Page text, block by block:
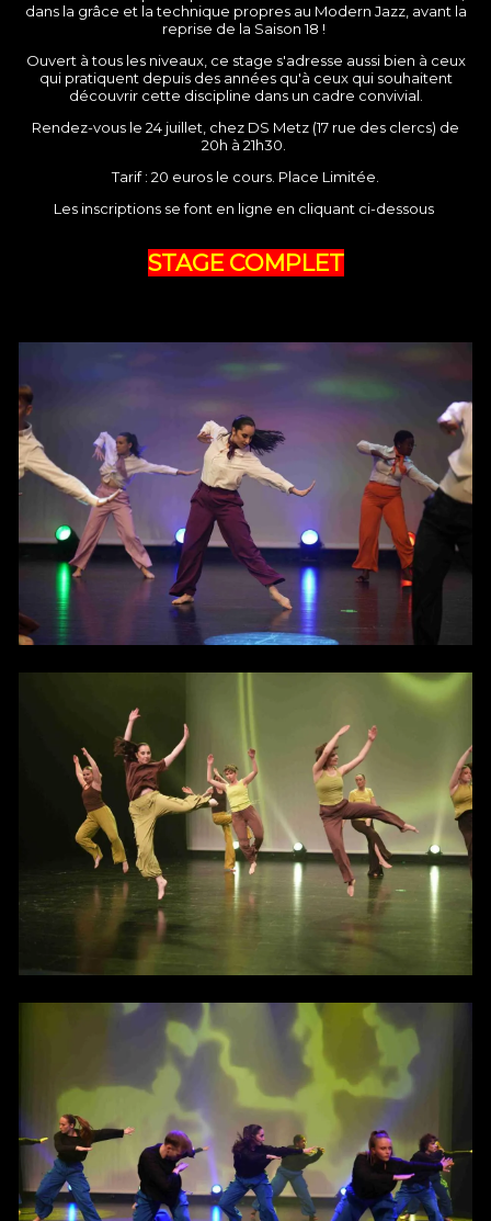
dans la grâce et la technique propres au Modern Jazz, avant la
reprise de la Saison 18 !
Ouvert à tous les niveaux, ce stage s'adresse aussi bien à ceux
qui pratiquent depuis des années qu'à ceux qui souhaitent
découvrir cette discipline dans un cadre convivial.
Rendez-vous le 24 juillet, chez DS Metz (17 rue des clercs) de
20h à 21h30.
Tarif : 20 euros le cours. Place Limitée.
Les inscriptions se font en ligne en cliquant ci-dessous
STAGE COMPLET